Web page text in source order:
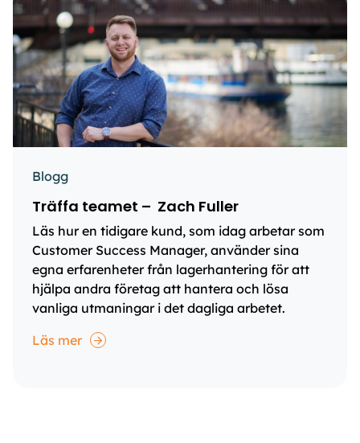
Blogg
Träffa teamet – Zach Fuller
Läs hur en tidigare kund, som idag arbetar som
Customer Success Manager, använder sina
egna erfarenheter från lagerhantering för att
hjälpa andra företag att hantera och lösa
vanliga utmaningar i det dagliga arbetet.
Läs mer